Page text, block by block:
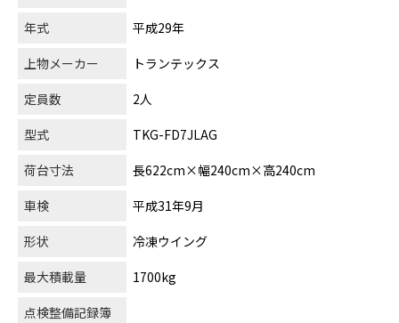
年式
平成29年
上物メーカー
トランテックス
定員数
2人
型式
TKG-FD7JLAG
荷台寸法
長622cm×幅240cm×高240cm
車検
平成31年9月
形状
冷凍ウイング
最大積載量
1700kg
点検整備記録簿